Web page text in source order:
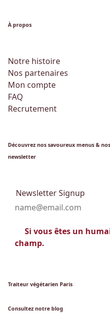
À propos
Notre histoire
Nos partenaires
Mon compte
FAQ
Recrutement
Découvrez nos savoureux menus &
newsletter
Newsletter Signup
Si vous êtes un
champ.
Traiteur végétarien Paris
Consultez notre blog